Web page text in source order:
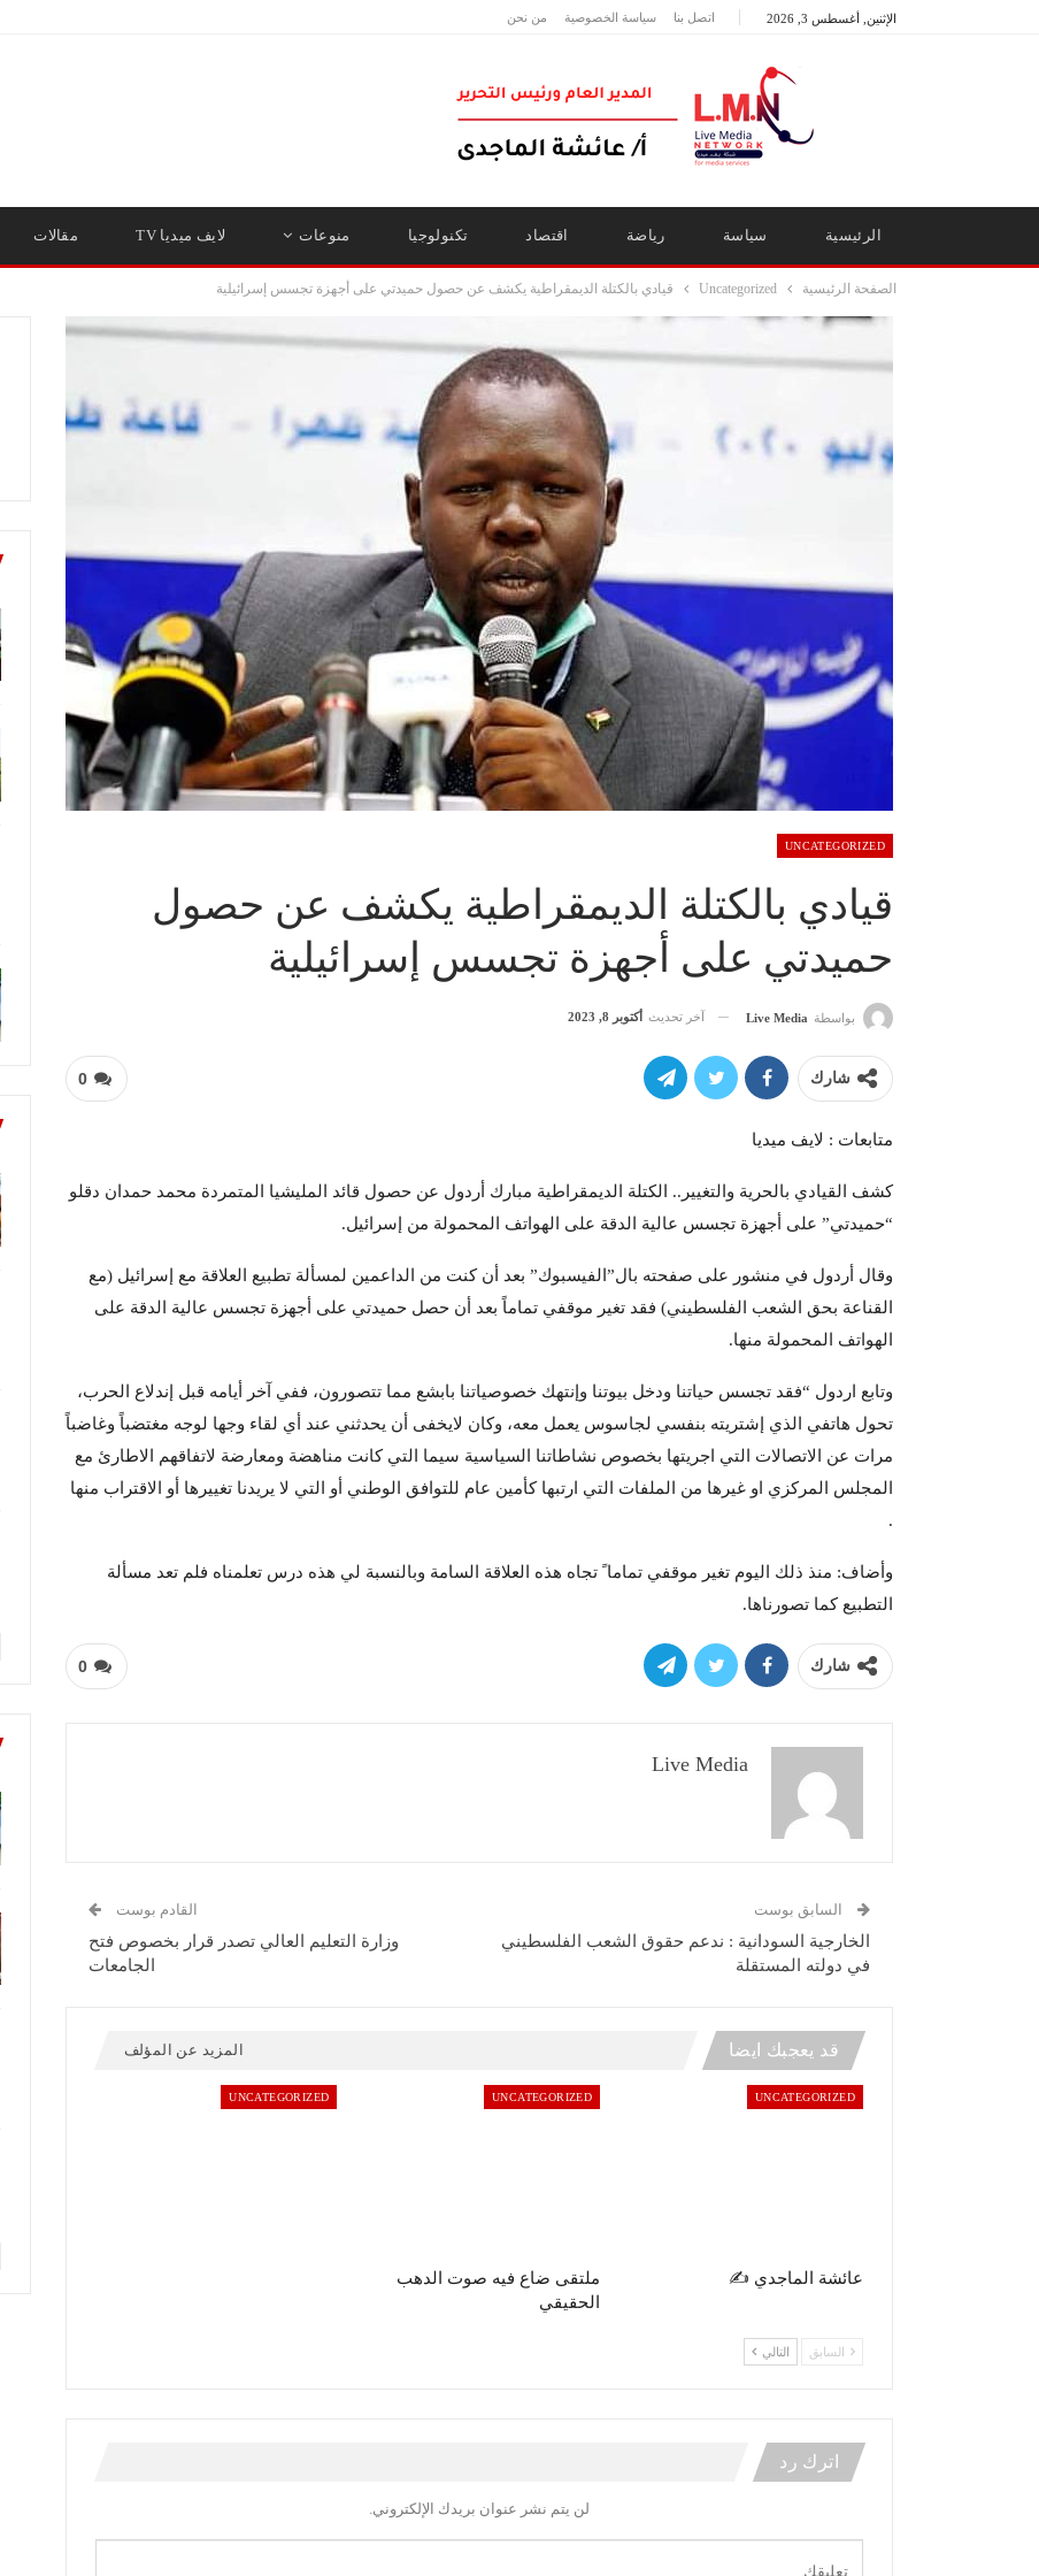
الإثنين, أغسطس 3, 2026 اتصل بنا سياسة الخصوصية من نحن
الرئيسية سياسة رياضة اقتصاد تكنولوجيا منوعات لايف ميديا TV مقالات
الصفحة الرئيسية Uncategorized قيادي بالكتلة الديمقراطية يكشف عن حصول حميدتي على أجهزة تجسس إسرائيلية
UNCATEGORIZED
قيادي بالكتلة الديمقراطية يكشف عن حصول
حميدتي على أجهزة تجسس إسرائيلية
بواسطة Live Media آخر تحديث أكتوبر 8, 2023
0 شارك
متابعات : لايف ميديا
كشف القيادي بالحرية والتغيير.. الكتلة الديمقراطية مبارك أردول عن حصول قائد المليشيا المتمردة محمد حمدان دقلو
“حميدتي” على أجهزة تجسس عالية الدقة على الهواتف المحمولة من إسرائيل.
وقال أردول في منشور على صفحته بال”الفيسبوك” بعد أن كنت من الداعمين لمسألة تطبيع العلاقة مع إسرائيل (مع
القناعة بحق الشعب الفلسطيني) فقد تغير موقفي تماماً بعد أن حصل حميدتي على أجهزة تجسس عالية الدقة على
الهواتف المحمولة منها.
وتابع اردول “فقد تجسس حياتنا ودخل بيوتنا وإنتهك خصوصياتنا بابشع مما تتصورون، ففي آخر أيامه قبل إندلاع الحرب،
تحول هاتفي الذي إشتريته بنفسي لجاسوس يعمل معه، وكان لايخفى أن يحدثني عند أي لقاء وجها لوجه مغتضباً وغاضباً
مرات عن الاتصالات التي اجريتها بخصوص نشاطاتنا السياسية سيما التي كانت مناهضة ومعارضة لاتفاقهم الاطارئ مع
المجلس المركزي او غيرها من الملفات التي ارتبها كأمين عام للتوافق الوطني أو التي لا يريدنا تغييرها أو الاقتراب منها
.
وأضاف: منذ ذلك اليوم تغير موقفي تماما ً تجاه هذه العلاقة السامة وبالنسبة لي هذه درس تعلمناه فلم تعد مسألة
التطبيع كما تصورناها.
0 شارك
Live Media
السابق بوست
الخارجية السودانية : ندعم حقوق الشعب الفلسطيني
في دولته المستقلة
القادم بوست
وزارة التعليم العالي تصدر قرار بخصوص فتح
الجامعات
قد يعجبك ايضا المزيد عن المؤلف
UNCATEGORIZED
عائشة الماجدي ✍️
UNCATEGORIZED
ملتقى ضاع فيه صوت الدهب
الحقيقي
UNCATEGORIZED
السابق التالي
اترك رد
لن يتم نشر عنوان بريدك الإلكتروني.